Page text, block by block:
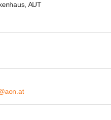
AUT